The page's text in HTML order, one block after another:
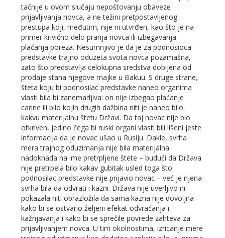
tačnije u ovom slučaju nepoštovanju obaveze
prijavljivanja novca, a ne težini pretpostavljenog
prestupa koji, međutim, nije ni utvrđen, kao što je na
primer krivično delo pranja novca ili izbegavanja
plaćanja poreza. Nesumnjivo je da je za podnosioca
predstavke trajno oduzeta svota novca pozamašna,
zato što predstavlja celokupna sredstva dobijena od
prodaje stana njegove majke u Bakuu. S druge strane,
šteta koju bi podnosilac predstavke naneo organima
vlasti bila bi zanemarljiva: on nije izbegao plaćanje
carine ili bilo kojih drugih dažbina niti je naneo bilo
kakvu materijalnu štetu Državi. Da taj novac nije bio
otkriven, jedino čega bi ruski organi vlasti bili lišeni jeste
informacija da je novac ušao u Rusiju. Dakle, svrha
mera trajnog oduzimanja nije bila materijalna
nadoknada na ime pretrpljene štete – budući da Država
nije pretrpela bilo kakav gubitak usled toga što
podnosilac predstavke nije prijavio novac – već je njena
svrha bila da odvrati i kazni. Država nije uverljivo ni
pokazala niti obrazložila da sama kazna nije dovoljna
kako bi se ostvario željeni efekat odvraćanja i
kažnjavanja i kako bi se sprečile povrede zahteva za
prijavljivanjem novca. U tim okolnostima, izricanje mere